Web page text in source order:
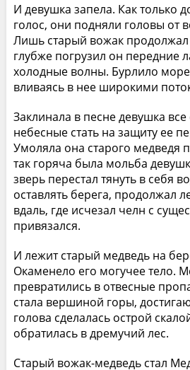
И девушка запела. Как только
голос, они подняли головы от
Лишь старый вожак
глубже погрузил он передние
холодные волны. Бурлило море
вливаясь в нее широкими
Заклинала в песне девушка
небесные стать на защиту ее
Умоляла она старого
так горяча была мольба
зверь перестал тянуть в себя
оставлять берега, продолжал
вдаль, где исчезал челн с
привязался.
И лежит старый медведь на
Окаменело его могучее тело.
превратились в отвесные
стала вершиной горы,
голова сделалась острой
обратилась в дремучий лес.
Старый вожак-медведь стал